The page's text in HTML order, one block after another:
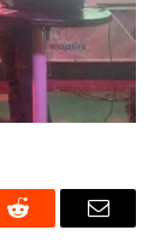
Reddit Email